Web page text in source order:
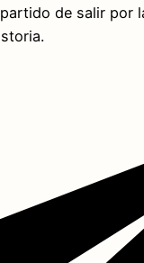
de salir por